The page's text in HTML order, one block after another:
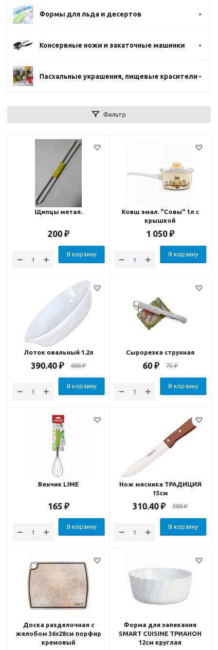
Формы для льда и десертов
Консервные ножи и закаточные машинки
Пасхальные украшения, пищевые красители
Фильтр
Щипцы метал.
200 ₽
В корзину
Ковш эмал. "Совы" 1л с
крышкой
1 050 ₽
В корзину
Лоток овальный 1.2л
390.40 ₽ 488₽
В корзину
Сырорезка струнная
60₽ 75₽
В корзину
Венчик LIME
165 ₽
В корзину
Нож мясника ТРАДИЦИЯ
15см
310.40 ₽ 388₽
В корзину
Доска разделочная c
желобом 36х28см порфир
кремовый
Форма для запекания
SMART CUISINE ТРИАНОН
12см круглая